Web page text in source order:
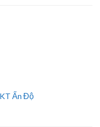
Ấn Độ